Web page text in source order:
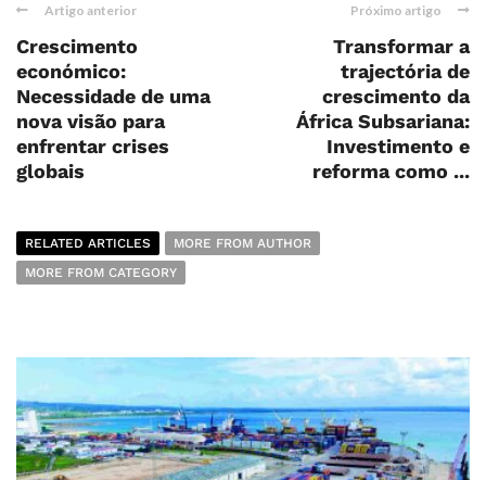
Artigo anterior
Crescimento
económico:
Necessidade de uma
nova visão para
enfrentar crises
globais
Próximo artigo
Transformar a
trajectória de
crescimento da
África Subsariana:
Investimento e
reforma como ...
RELATED ARTICLES
MORE FROM AUTHOR
MORE FROM CATEGORY